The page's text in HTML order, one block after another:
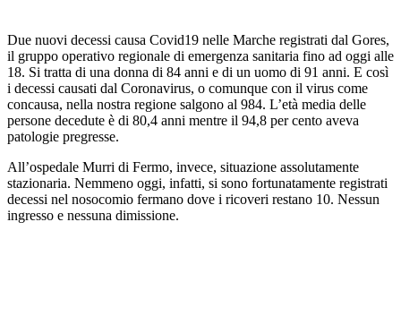
Due nuovi decessi causa Covid19 nelle Marche registrati dal Gores,
il gruppo operativo regionale di emergenza sanitaria fino ad oggi alle
18. Si tratta di una donna di 84 anni e di un uomo di 91 anni. E così
i decessi causati dal Coronavirus, o comunque con il virus come
concausa, nella nostra regione salgono al 984. L’età media delle
persone decedute è di 80,4 anni mentre il 94,8 per cento aveva
patologie pregresse.
All’ospedale Murri di Fermo, invece, situazione assolutamente
stazionaria. Nemmeno oggi, infatti, si sono fortunatamente registrati
decessi nel nosocomio fermano dove i ricoveri restano 10. Nessun
ingresso e nessuna dimissione.